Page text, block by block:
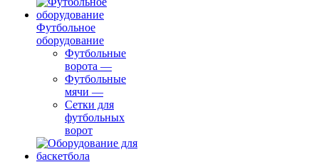
Футбольное
оборудование
Футбольные
ворота —
Футбольные
мячи —
Сетки для
футбольных
ворот